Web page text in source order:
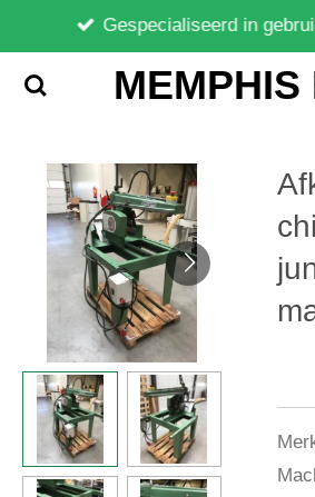
direct
naar
hoofdinhoud
MEMPHIS
Gespecialiseerd in